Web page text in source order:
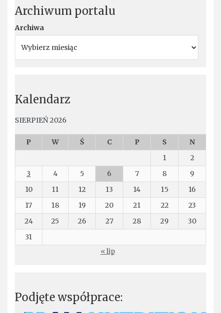
Archiwum portalu
Archiwa
Kalendarz
SIERPIEŃ 2026
P W Ś C P S
N
1
2
3
4 5 6 7 8
9
10
11 12 13 14 15
16
17
18 19 20 21 22
23
24
25 26 27 28 29
30
31
« lip
Podjęte współprace: